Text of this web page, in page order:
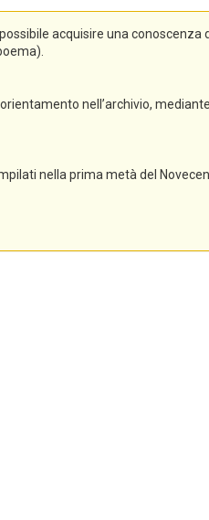
acquisire una conoscenza
nell’archivio,
nella prima metà del